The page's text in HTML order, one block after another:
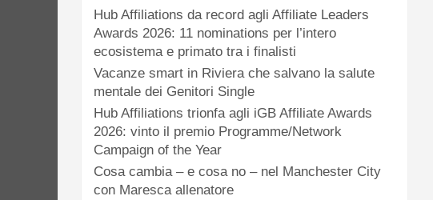
Hub Affiliations da record agli Affiliate Leaders
Awards 2026: 11 nominations per l’intero
ecosistema e primato tra i finalisti
Vacanze smart in Riviera che salvano la salute
mentale dei Genitori Single
Hub Affiliations trionfa agli iGB Affiliate Awards
2026: vinto il premio Programme/Network
Campaign of the Year
Cosa cambia – e cosa no – nel Manchester City
con Maresca allenatore